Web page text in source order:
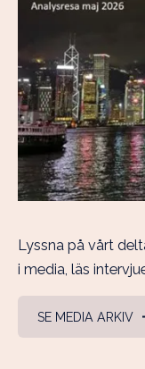
Lyssna på vårt
i media, läs
SE MEDIA ARKIV